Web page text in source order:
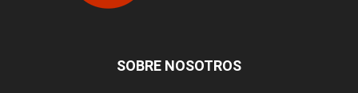
SOBRE NOSOTROS